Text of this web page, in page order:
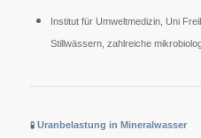
Institut für Umweltmedizin, Uni
Stillwässern, zahlreiche
🧪 Uranbelastung in Mineralwasser